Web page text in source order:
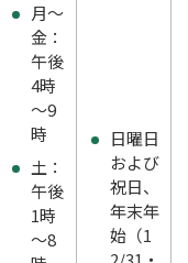
月～
金：
午後
4時
～9
時
土：
午後
1時
～8
日曜日
および
祝日、
年末年
始（1